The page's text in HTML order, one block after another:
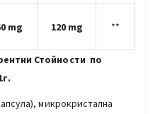
mg 120 mg **
Стойности по
микрокристална